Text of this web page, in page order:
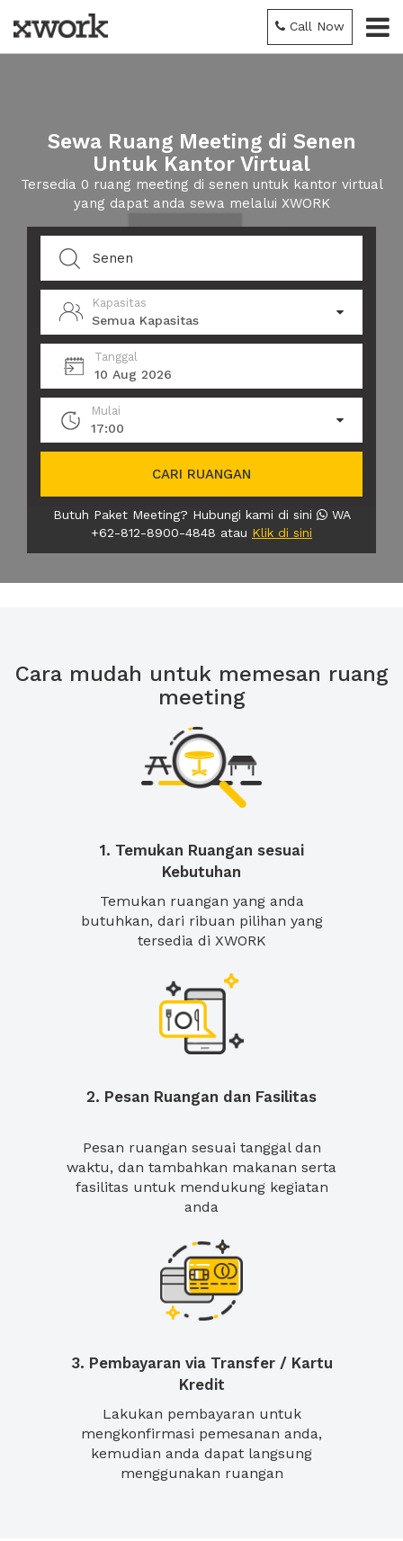
Call Now
Sewa Ruang Meeting di Senen
Untuk Kantor Virtual
Tersedia 0 ruang meeting di senen untuk kantor virtual
yang dapat anda sewa melalui XWORK
Kapasitas
Semua Kapasitas
Tanggal
10 Aug 2026
Mulai
17:00
CARI RUANGAN
Butuh Paket Meeting? Hubungi kami di sini
WA
+62-812-8900-4848 atau Klik di sini
Cara mudah untuk memesan ruang
meeting
1. Temukan Ruangan sesuai
Kebutuhan
Temukan ruangan yang anda
butuhkan, dari ribuan pilihan yang
tersedia di XWORK
2. Pesan Ruangan dan Fasilitas
Pesan ruangan sesuai tanggal dan
waktu, dan tambahkan makanan serta
fasilitas untuk mendukung kegiatan
anda
3. Pembayaran via Transfer / Kartu
Kredit
Lakukan pembayaran untuk
mengkonfirmasi pemesanan anda,
kemudian anda dapat langsung
menggunakan ruangan